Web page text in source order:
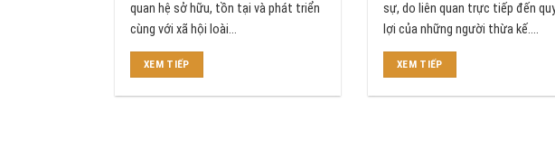
quan hệ sở hữu, tồn tại và phát triển
cùng với xã hội loài...
XEM TIẾP
sự, do liên quan trực tiếp đến
lợi của những người thừa kế....
XEM TIẾP